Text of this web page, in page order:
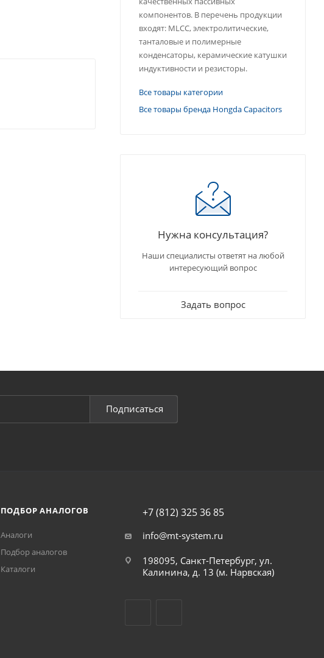
компонентов. В перечень продукции
входят: MLCC, электролитические,
танталовые и полимерные
конденсаторы, керамические катушки
индуктивности и резисторы.
Все товары категории
Все товары бренда Hongda Capacitors
Нужна консультация?
Наши специалисты ответят на любой
интересующий вопрос
Задать вопрос
Подписаться
ПОДБОР АНАЛОГОВ
Аналоги
Подбор аналогов
Каталоги
+7 (812) 325 36 85
info@mt-system.ru
198095, Санкт-Петербург, ул.
Калинина, д. 13 (м. Нарвская)